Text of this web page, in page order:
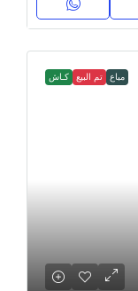
مباع تم البيع كـاش